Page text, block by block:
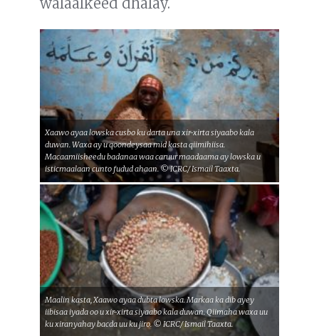
Xaawo ayaa lowska cusbo ku darta una xir-xirta siyaabo kala
duwan. Waxa ay u qoondeysaa mid kasta qiimihiisa.
Macaamiisheedu badanaa waa caruur maadaama ay lowska u
isticmaalaan cunto fudud ahaan. © ICRC/ Ismail Taaxta.
Maalin kasta, Xaawo ayaa dubta lowska. Markaa ka dib ayey
iibisaa iyada oo u xir-xirta siyaabo kala duwan. Qiimaha waxa uu
ku xiranyahay bacda uu ku jiro. © ICRC/ Ismail Taaxta.